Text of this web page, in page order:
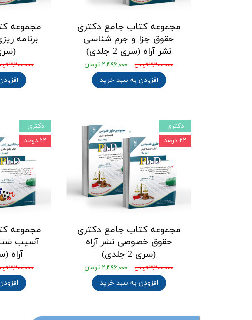
مجموعه کتاب جامع دکتری
حقوق جزا و جرم شناسی
نشر آراه (سری 2 جلدی)
۳,۲۰۰,۰۰۰ تومان ۲,۴۹۶,۰۰۰ تومان
افزودن به سبد خرید
مجموعه
برنامه
(سری 2
۳,۲۰۰,۰۰۰ تومان
مجموعه کتاب جامع دکتری
حقوق خصوصی نشر آراه
(سری 2 جلدی)
۳,۲۰۰,۰۰۰ تومان ۲,۴۹۶,۰۰۰ تومان
افزودن به سبد خرید
دکتری
۲۲ درصد
مجموعه
آسیب
آراه (سری
۳,۲۰۰,۰۰۰ تومان
دکتری
۲۲ درصد